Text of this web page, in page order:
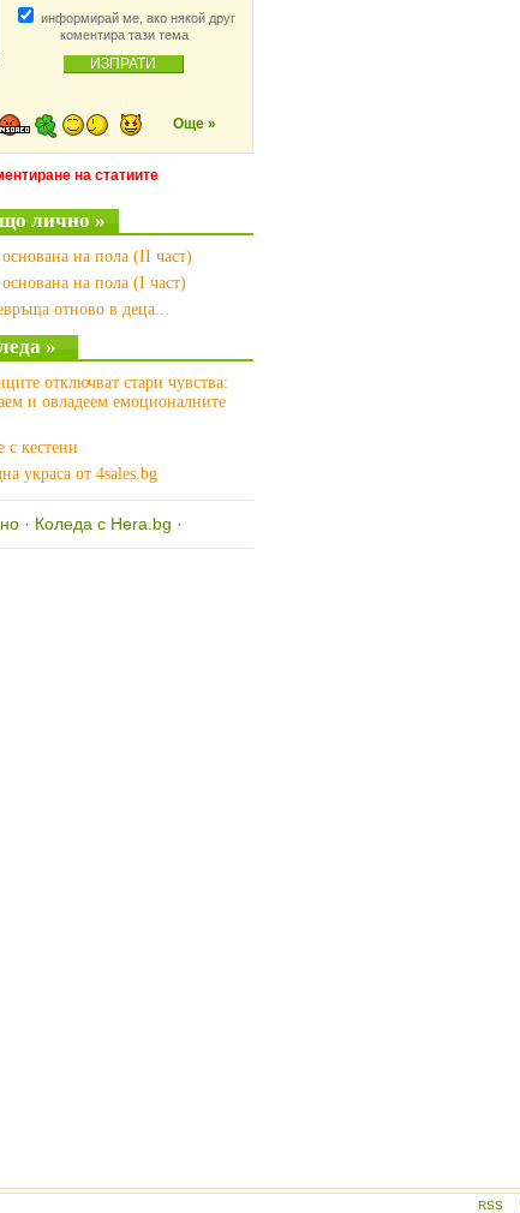
информирай ме, ако някой друг
коментира тази тема
Още »
на статиите
лично »
на пола (II част)
на пола (I част)
отново в деца...
»
отключват стари чувства:
и овладеем емоционалните
с кестени
украса от 4sales.bg
· Коледа с Hera.bg ·
RSS